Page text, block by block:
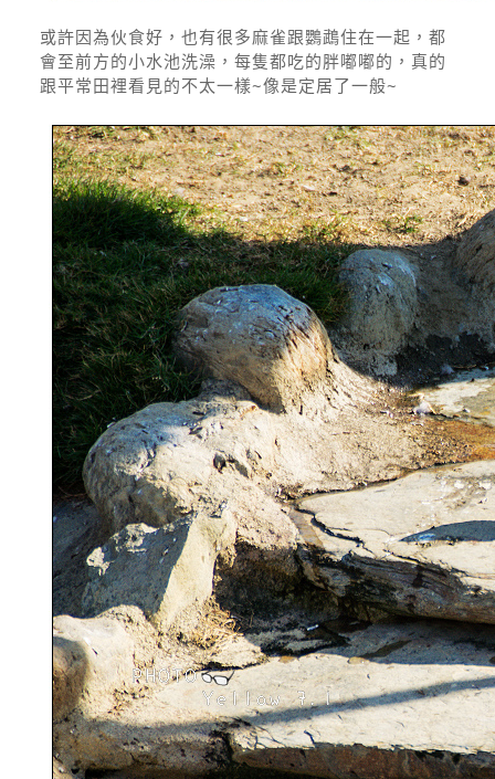
或許因為伙食好，也有很多麻雀跟鸚鵡住在一起，都
會至前方的小水池洗澡，每隻都吃的胖嘟嘟的，真的
跟平常田裡看見的不太一樣~像是定居了一般~